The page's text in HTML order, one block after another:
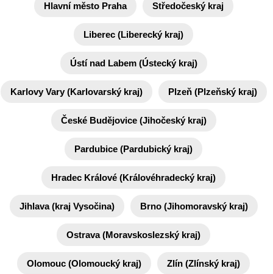
Hlavní město Praha Středočeský kraj
Liberec (Liberecký kraj)
Ústí nad Labem (Ústecký kraj)
Karlovy Vary (Karlovarský kraj) Plzeň (Plzeňský kraj)
České Budějovice (Jihočeský kraj)
Pardubice (Pardubický kraj)
Hradec Králové (Královéhradecký kraj)
Jihlava (kraj Vysočina) Brno (Jihomoravský kraj)
Ostrava (Moravskoslezský kraj)
Olomouc (Olomoucký kraj) Zlín (Zlínský kraj)